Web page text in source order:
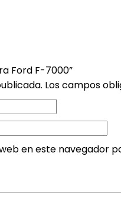
Ford F-7000”
Los campos
en este navegador